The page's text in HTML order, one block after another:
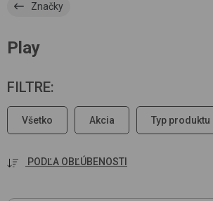
Značky
Play
FILTRE:
Všetko Akcia Typ produktu
PODĽA OBĽÚBENOSTI